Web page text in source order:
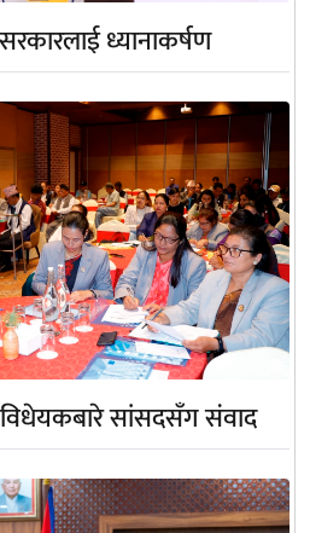
ध्यानाकर्षण
सांसदसँग संवाद